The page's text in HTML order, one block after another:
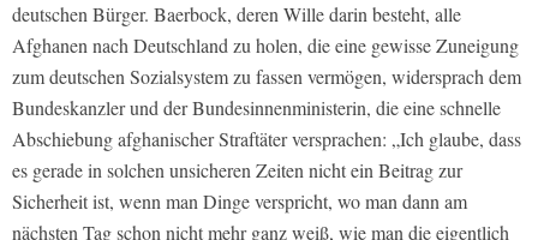
deutschen Bürger. Baerbock, deren Wille darin besteht, alle
Afghanen nach Deutschland zu holen, die eine gewisse Zuneigung
zum deutschen Sozialsystem zu fassen vermögen, widersprach dem
Bundeskanzler und der Bundesinnenministerin, die eine schnelle
Abschiebung afghanischer Straftäter versprachen: „Ich glaube, dass
es gerade in solchen unsicheren Zeiten nicht ein Beitrag zur
Sicherheit ist, wenn man Dinge verspricht, wo man dann am
nächsten Tag schon nicht mehr ganz weiß, wie man die eigentlich